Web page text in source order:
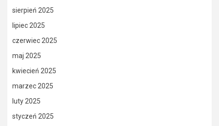
sierpień 2025
lipiec 2025
czerwiec 2025
maj 2025
kwiecień 2025
marzec 2025
luty 2025
styczeń 2025